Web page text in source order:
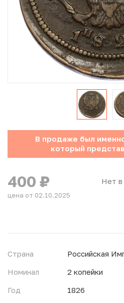
Юбилейные монеты Банка
Памятные и инвестиционные
Иностранные монеты
Неофициальные выпуски монет
Античные и средневековые
Наборы монет
Инвестиционные монеты
В продаже был
который
Нет в
400 ₽
цена от 02.10.2025
Страна
Российская
Номинал
2 копейки
Год
1826